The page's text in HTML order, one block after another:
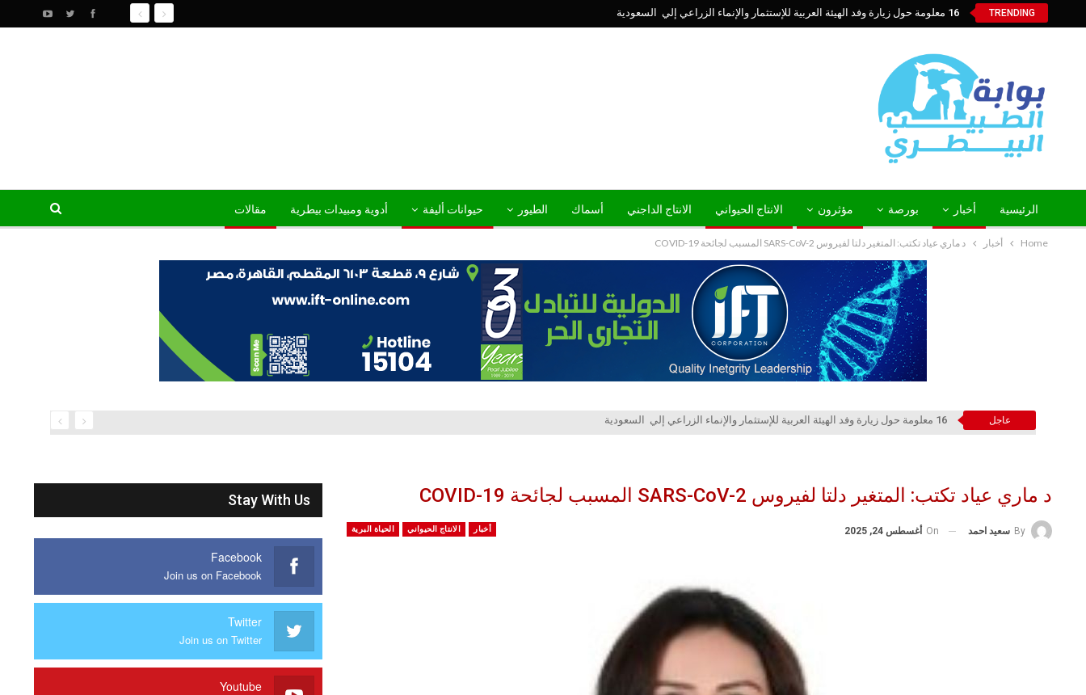
TRENDING 16 معلومة حول زيارة وفد الهيئة العربية للإستثمار والإنماء الزراعي إلي السعودية
الرئيسية أخبار بورصة مؤثرون الانتاج الحيواني الانتاج الداجني أسماك الطيور حيوانات أليفة أدوية ومبيدات بيطرية مقالات
Home أخبار د ماري عياد تكتب: المتغير دلتا لفيروس SARS-CoV-2 المسبب لجائحة COVID-19
عاجل 16 معلومة حول زيارة وفد الهيئة العربية للإستثمار والإنماء الزراعي إلي السعودية
د ماري عياد تكتب: المتغير دلتا لفيروس SARS-CoV-2 المسبب لجائحة COVID-19
أخبار الانتاج الحيواني الحياة البرية By سعيد احمد On أغسطس 24, 2025
Stay With Us
Facebook
Join us on Facebook
Twitter
Join us on Twitter
Youtube